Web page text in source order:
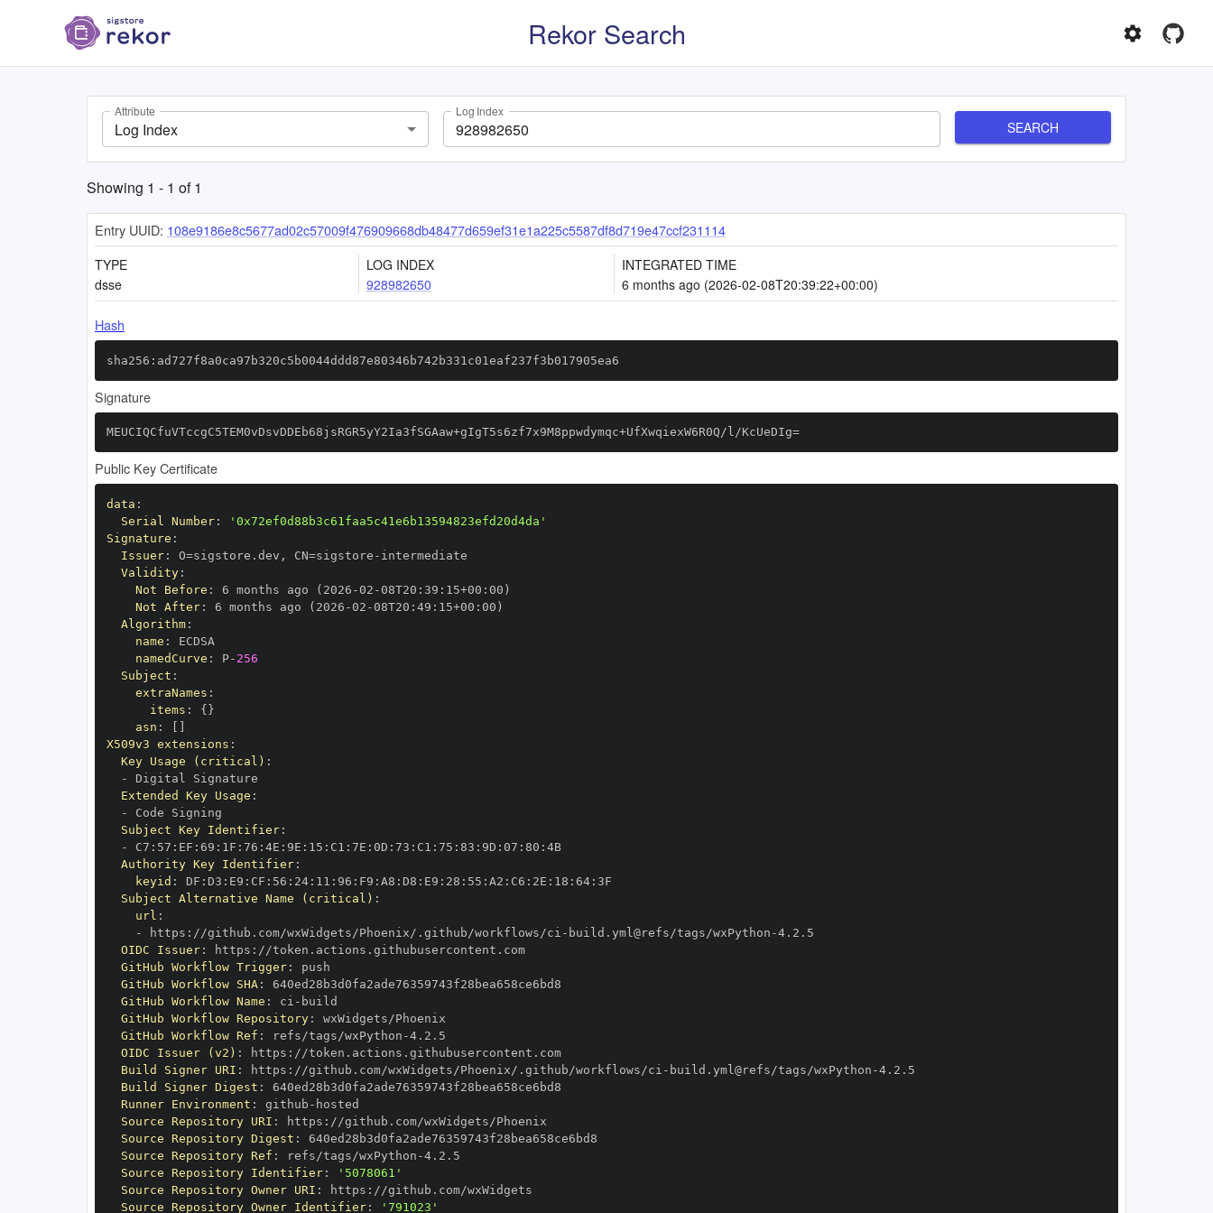
Rekor Search
Attribute
Log Index
Log Index
SEARCH
Showing 1 - 1 of1
Entry UUID: 108e9186e8c5677ad02c57009f476909668db48477d659ef31e1a225c5587df8d719e47ccf231114
TYPE
dsse
LOG INDEX
928982650
INTEGRATED TIME
6 months ago (2026-02-08T20:39:22+00:00)
Hash
sha256:ad727f8a0ca97b320c5b0044ddd87e80346b742b331c01eaf237f3b017905ea6
Signature
MEUCIQCfuVTccgC5TEM0vDsvDDEb68jsRGR5yY2Ia3fSGAaw+gIgT5s6zf7x9M8ppwdymqc+UfXwqiexW6R0Q/l/KcUeDIg=
Public Key Certificate
data :
Serial Number:
'0x72ef0d88b3c61faa5c41e6b13594823efd20d4da'
Signature :
Issuer: O=sigstore.dev , CN=sigstore -
Validity:
Not Before : 6 months ago (2026 -02 -08T20 : 39 : 15+00 :
Not After: 6 months ago (2026 -02 -08T20 : 49 : 15+00 :
Algorithm:
name :
namedCurve : P- 256
Subject :
extraNames :
items : { }
asn :
X509v3 extensions :
Key Usage (critical) :
-
Extended Key Usage :
-
Subject Key Identifier:
-
C7 : 57 : EF : 69 : 1F : 76 : 4E : 9E : 15 : C1 : 7E : 0D : 73 : C1 : 75 : 83 : 9D : 07 : 80 :
4B
Authority Key Identifier:
keyid : DF : D3 : E9 : CF : 56 : 24: 11 : 96 : F9 : A8 : D8 : E9 : 28 : 55 : A2 : C6 : 2E : 18 : 64:
Subject Alternative Name (critical) :
url :
-
https : //github.com/wxWidgets/Phoenix/.github/workflows/ci - build.yml@refs/tags/wxPython -
OIDC Issuer: https :
//token.actions.githubusercontent.com
GitHub Workflow Trigger:
GitHub Workflow SHA:
GitHub Workflow Name : ci -
GitHub Workflow Repository:
GitHub Workflow Ref : refs/tags/wxPython -
OIDC Issuer (v2) : https :
//token.actions.githubusercontent.com
Build Signer URI : https : //github.com/wxWidgets/Phoenix/.github/workflows/ci - build.yml@refs/tags/wxPython -
Build Signer Digest :
Runner Environment : github -
Source Repository URI : https :
Source Repository Digest :
Source Repository Ref : refs/tags/wxPython -
Source Repository Identifier:
'5078061'
Source Repository Owner URI : https :
Source Repository Owner Identifier: '791023'